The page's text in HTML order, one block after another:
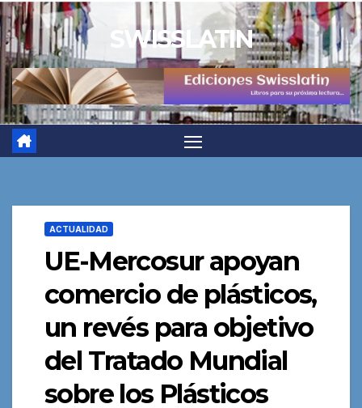
Saltar
al
contenido
SWISSLATIN
ACTUALIDAD
UE-Mercosur apoyan
comercio de plásticos,
un revés para objetivo
del Tratado Mundial
sobre los Plásticos